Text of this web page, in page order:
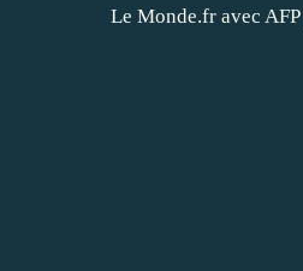
Le Monde.fr avec AFP|